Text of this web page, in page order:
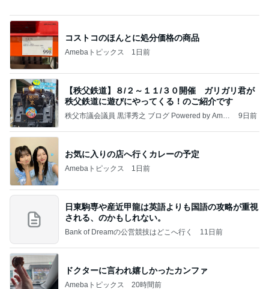
コストコのほんとに処分価格の商品
Amebaトピックス 1日前
【秩父鉄道】８/２～１１/３０開催 ガリガリ君が
秩父鉄道に遊びにやってくる！のご紹介です
秩父市議会議員 黒澤秀之 ブログ Powered by Ameb
9日前
お気に入りの店へ行くカレーの予定
Amebaトピックス 1日前
日東駒専や産近甲龍は英語よりも国語の攻略が重視
される、のかもしれない。
Bank of Dreamの公営競技はどこへ行く 11日前
ドクターに言われ嬉しかったカンファ
Amebaトピックス 20時間前